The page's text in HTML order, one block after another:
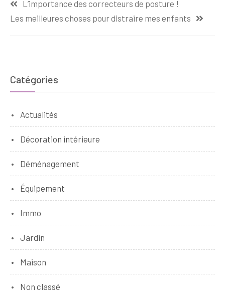
L’importance des correcteurs de posture !
Les meilleures choses pour distraire mes enfants
Catégories
Actualités
Décoration intérieure
Déménagement
Équipement
Immo
Jardin
Maison
Non classé